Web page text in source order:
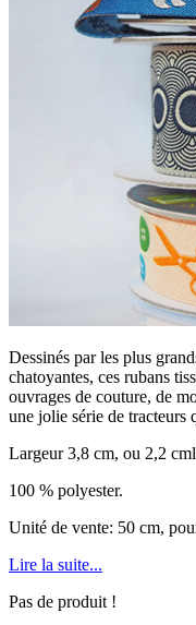
Dessinés par les plus
chatoyantes, ces rubans
ouvrages de couture, de
une jolie série de
Largeur 3,8 cm, ou 2,2
100 % polyester.
Unité de vente: 50 cm,
Lire la suite...
Pas de produit !